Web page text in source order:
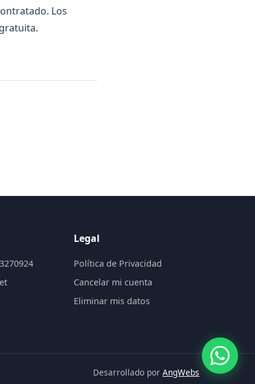
Los
Legal
Política de Privacidad
Cancelar mi cuenta
Eliminar mis datos
Desarrollado por AngWebs